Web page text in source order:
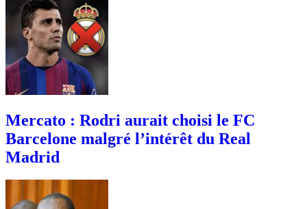
Mercato : Rodri aurait choisi le FC
Barcelone malgré l’intérêt du Real
Madrid